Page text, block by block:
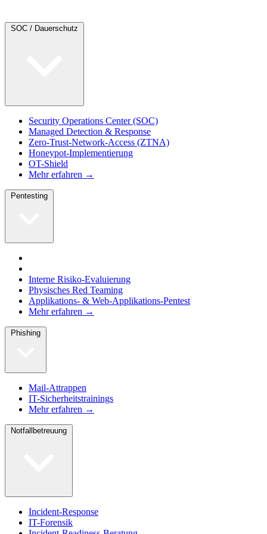
Security Operations Center (SOC)
Managed Detection & Response
Zero-Trust-Network-Access (ZTNA)
Honeypot-Implementierung
OT-Shield
Mehr erfahren →
Interne Risiko-Evaluierung
Physisches Red Teaming
Applikations- & Web-Applikations-Pentest
Mehr erfahren →
Mail-Attrappen
IT-Sicherheitstrainings
Mehr erfahren →
Incident-Response
IT-Forensik